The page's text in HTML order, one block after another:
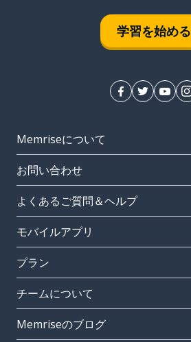
学習を始める
Memriseについて
お問い合わせ
よくあるご質問＆ヘルプ
モバイルアプリ
プラン
チームについて
Memriseのブログ